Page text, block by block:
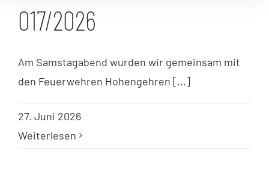
017/2026
Am Samstagabend wurden wir gemeinsam mit
den Feuerwehren Hohengehren [...]
27. Juni 2026
Weiterlesen